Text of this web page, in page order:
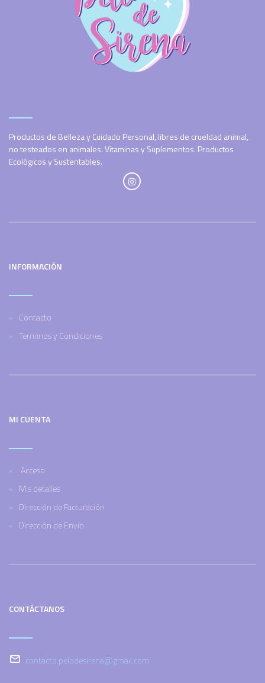
Productos de Belleza y Cuidado Personal, libres de crueldad animal,
no testeados en animales. Vitaminas y Suplementos. Productos
Ecológicos y Sustentables.
INFORMACIÓN
Contacto
Terminos y Condiciones
MI CUENTA
Acceso
Mis detalles
Dirección de Facturación
Dirección de Envío
CONTÁCTANOS
contacto.pelodesirena@gmail.com